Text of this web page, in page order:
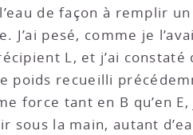
de façon à remplir
pesé, comme je
L, et j’ai
poids recueilli
force tant en B qu’en E,
sous la main, autant